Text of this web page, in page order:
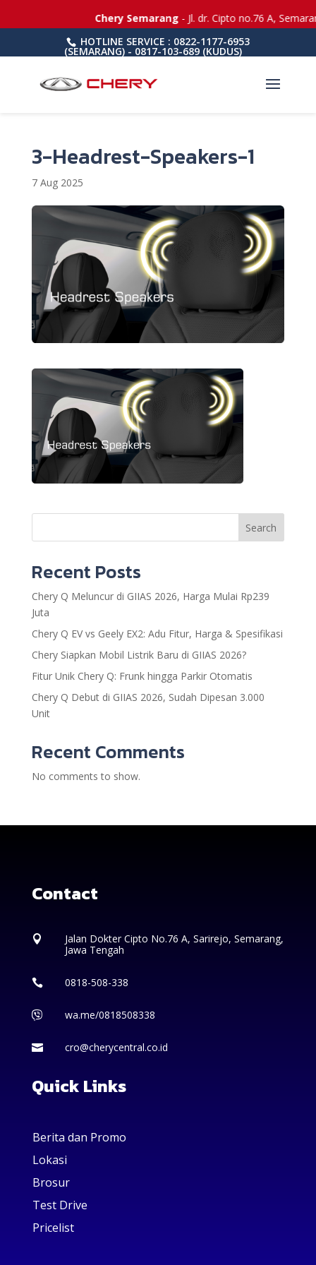
HOTLINE SERVICE : 0822-1177-6953
(SEMARANG) - 0817-103-689 (KUDUS)
3-Headrest-Speakers-1
7 Aug 2025
Chery Semarang- Jl. dr. Cipto no.76 A,
Search
Recent Posts
Chery Q Meluncur di GIIAS 2026, Harga Mulai Rp239
Juta
Chery Q EV vs Geely EX2: Adu Fitur, Harga & Spesifikasi
Chery Siapkan Mobil Listrik Baru di GIIAS 2026?
Fitur Unik Chery Q: Frunk hingga Parkir Otomatis
Chery Q Debut di GIIAS 2026, Sudah Dipesan 3.000
Unit
Recent Comments
No comments to show.
Contact

Jalan Dokter Cipto No.76 A, Sarirejo, Semarang,
Jawa Tengah
 0818-508-338
 wa.me/0818508338
 cro@cherycentral.co.id
Quick Links
Berita dan Promo
Lokasi
Brosur
Test Drive
Pricelist